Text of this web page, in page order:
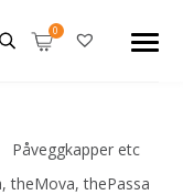
Påveggkapper etc
theMova, thePassa